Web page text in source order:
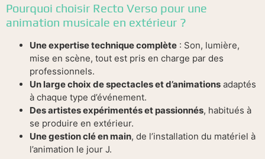
Pourquoi choisir Recto Verso pour une
animation musicale en extérieur ?
Une expertise technique complète : Son, lumière,
mise en scène, tout est pris en charge par des
professionnels.
Un large choix de spectacles et d’animations adaptés
à chaque type d’événement.
Des artistes expérimentés et passionnés, habitués à
se produire en extérieur.
Une gestion clé en main, de l’installation du matériel à
l’animation le jour J.